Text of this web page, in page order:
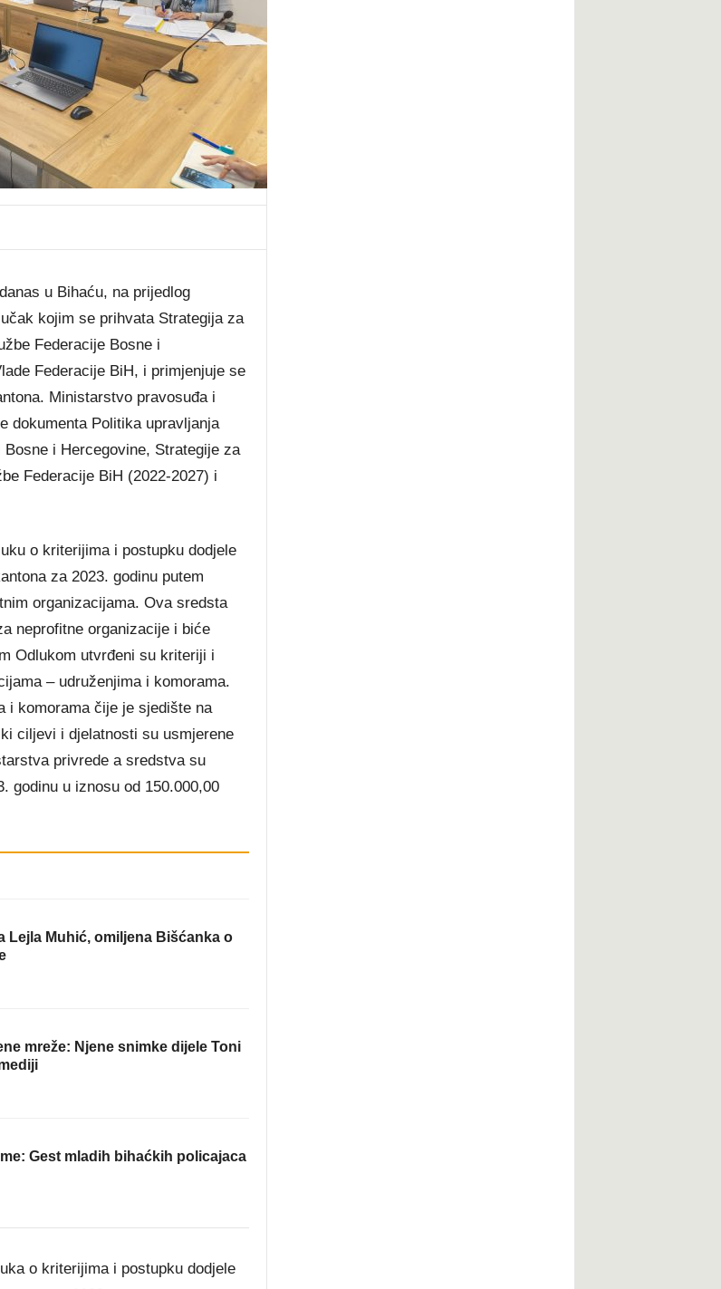
u Bihaću, na prijedlog
kojim se prihvata Strategija za
Federacije Bosne i
Federacije BiH, i primjenjuje se
Ministarstvo pravosuđa i
dokumenta Politika upravljanja
i Hercegovine, Strategije za
Federacije BiH (2022-2027) i
o kriterijima i postupku dodjele
za 2023. godinu putem
organizacijama. Ova sredsta
neprofitne organizacije i biće
Odlukom utvrđeni su kriteriji i
– udruženjima i komorama.
i komorama čije je sjedište na
ciljevi i djelatnosti su usmjerene
privrede a sredstva su
godinu u iznosu od 150.000,00
Lejla Muhić, omiljena Bišćanka o
mreže: Njene snimke dijele Toni
Gest mladih bihaćkih policajaca
o kriterijima i postupku dodjele